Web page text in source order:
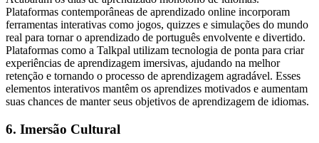
Plataformas contemporâneas de aprendizado online incorporam
ferramentas interativas como jogos, quizzes e simulações do mundo
real para tornar o aprendizado de português envolvente e divertido.
Plataformas como a Talkpal utilizam tecnologia de ponta para criar
experiências de aprendizagem imersivas, ajudando na melhor
retenção e tornando o processo de aprendizagem agradável. Esses
elementos interativos mantêm os aprendizes motivados e aumentam
suas chances de manter seus objetivos de aprendizagem de idiomas.
6. Imersão Cultural